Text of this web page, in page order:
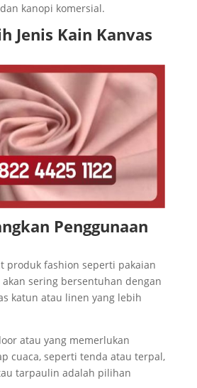
kanopi komersial.
Jenis Kain Kanvas
Penggunaan
produk fashion seperti pakaian
sering bersentuhan dengan
katun atau linen yang lebih
atau yang memerlukan
cuaca, seperti tenda atau terpal,
tarpaulin adalah pilihan